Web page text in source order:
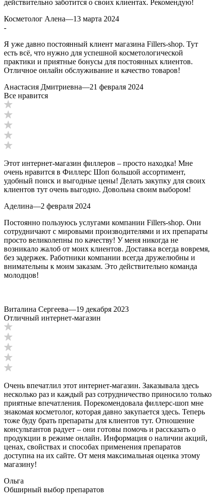
действительно заботится о своих клиентах. Рекомендую!
Косметолог Алена—13 марта 2024
-
Я уже давно постоянный клиент магазина Fillers-shop. Тут
есть всё, что нужно для успешной косметологической
практики и приятные бонусы для постоянных клиентов.
Отличное онлайн обслуживание и качество товаров!
Анастасия Дмитриевна—21 февраля 2024
Все нравится
Этот интернет-магазин филлеров – просто находка! Мне
очень нравится в Филлерс Шоп большой ассортимент,
удобный поиск и выгодные цены! Делать закупку для своих
клиентов тут очень выгодно. Довольна своим выбором!
Аделина—2 февраля 2024
Постоянно пользуюсь услугами компании Fillers-shop. Они
сотрудничают с мировыми производителями и их препараты
просто великолепны по качеству! У меня никогда не
возникало жалоб от моих клиентов. Доставка всегда вовремя,
без задержек. Работники компании всегда дружелюбны и
внимательны к моим заказам. Это действительно команда
молодцов!
Виталина Сергеева—19 декабря 2023
Отличный интернет-магазин
Очень впечатлил этот интернет-магазин. Заказывала здесь
несколько раз и каждый раз сотрудничество приносило только
приятные впечатления. Порекомендовала филлерс-шоп мне
знакомая косметолог, которая давно закупается здесь. Теперь
тоже буду брать препараты для клиентов тут. Отношение
консультантов радует – они готовы помочь и рассказать о
продукции в режиме онлайн. Информация о наличии акций,
ценах, свойствах и способах применения препаратов
доступна на их сайте. От меня максимальная оценка этому
магазину!
Ольга
Обширный выбор препаратов